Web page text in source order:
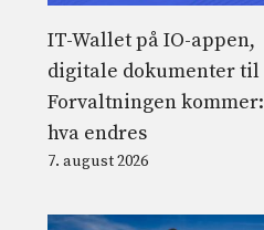
IT-Wallet på IO-appen,
digitale dokumenter til
Forvaltningen kommer:
hva endres
7. august 2026